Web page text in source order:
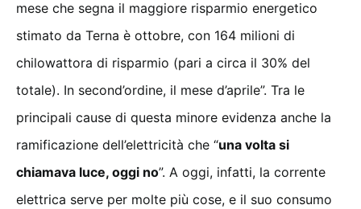
mese che segna il maggiore risparmio energetico
stimato da Terna è ottobre, con 164 milioni di
chilowattora di risparmio (pari a circa il 30% del
totale). In second’ordine, il mese d’aprile”. Tra le
principali cause di questa minore evidenza anche la
ramificazione dell’elettricità che “una volta si
chiamava luce, oggi no”. A oggi, infatti, la corrente
elettrica serve per molte più cose, e il suo consumo